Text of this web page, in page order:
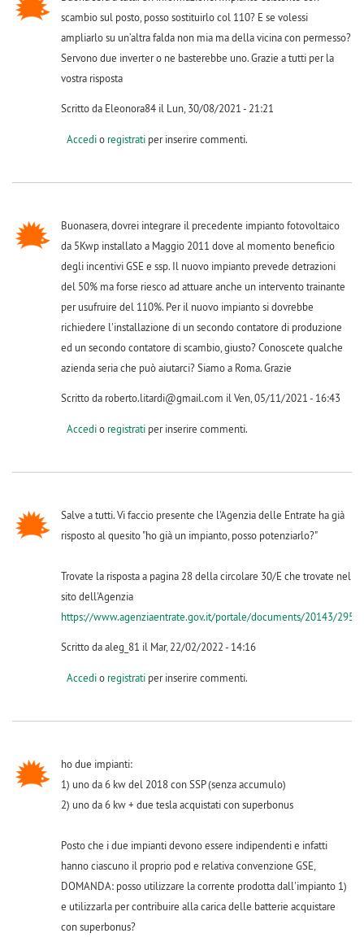
scambio sul posto, posso sostituirlo col 110? E se volessi
ampliarlo su un’altra falda non mia ma della vicina con permesso?
Servono due inverter o ne basterebbe uno. Grazie a tutti per la
vostra risposta
Scritto da Eleonora84 il Lun, 30/08/2021 - 21:21
Accedio registratiper inserire commenti.
Buonasera, dovrei integrare il precedente impianto fotovoltaico
da 5Kwp installato a Maggio 2011 dove al momento beneficio
degli incentivi GSE e ssp. Il nuovo impianto prevede detrazioni
del 50% ma forse riesco ad attuare anche un intervento trainante
per usufruire del 110%. Per il nuovo impianto si dovrebbe
richiedere l'installazione di un secondo contatore di produzione
ed un secondo contatore di scambio, giusto? Conoscete qualche
azienda seria che può aiutarci? Siamo a Roma. Grazie
Scritto da roberto.litardi@gmail.com il Ven, 05/11/2021 - 16:43
Accedio registratiper inserire commenti.
Salve a tutti. Vi faccio presente che l'Agenzia delle Entrate ha già
risposto al quesito "ho già un impianto, posso potenziarlo?"
Trovate la risposta a pagina 28 della circolare 30/E che trovate nel
sito dell'Agenzia
https://www.agenziaentrate.gov.it/portale/documents/20143/
Scritto da aleg_81 il Mar, 22/02/2022 - 14:16
Accedio registratiper inserire commenti.
ho due impianti:
1) uno da 6 kw del 2018 con SSP (senza accumulo)
2) uno da 6 kw + due tesla acquistati con superbonus
Posto che i due impianti devono essere indipendenti e infatti
hanno ciascuno il proprio pod e relativa convenzione GSE,
DOMANDA: posso utilizzare la corrente prodotta dall'impianto 1)
e utilizzarla per contribuire alla carica delle batterie acquistare
con superbonus?